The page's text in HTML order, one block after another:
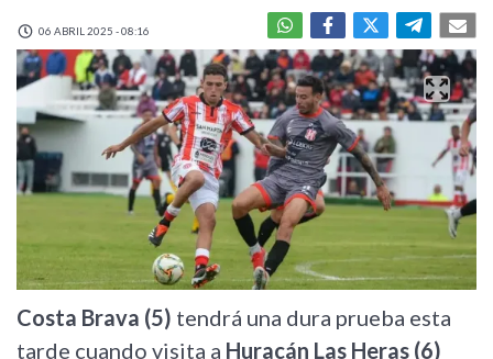
06 ABRIL 2025 - 08:16
Costa Brava (5) tendrá una dura prueba esta
tarde cuando visita a Huracán Las Heras (6)